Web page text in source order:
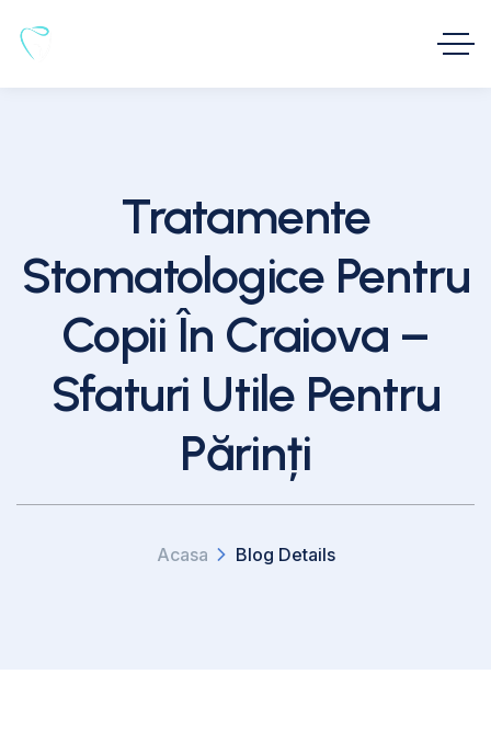
Tratamente
Stomatologice Pentru
Copii În Craiova –
Sfaturi Utile Pentru
Părinți
Acasa Blog Details